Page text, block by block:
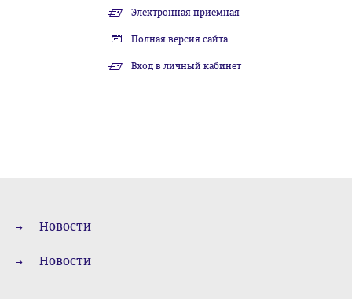
Электронная приемная
Полная версия сайта
Вход в личный кабинет
Новости
Новости